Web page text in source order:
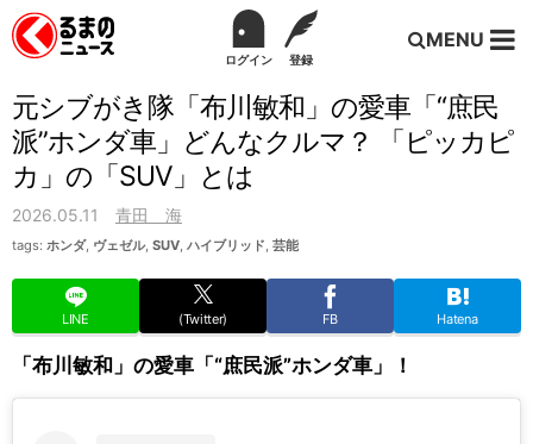
ログイン 登録
MENU
元シブがき隊「布川敏和」の愛車「“庶民
派”ホンダ車」どんなクルマ？ 「ピッカピ
カ」の「SUV」とは
2026.05.11 青田 海
tags: ホンダ, ヴェゼル, SUV, ハイブリッド, 芸能
LINE (Twitter) FB Hatena
「布川敏和」の愛車「“庶民派”ホンダ車」！